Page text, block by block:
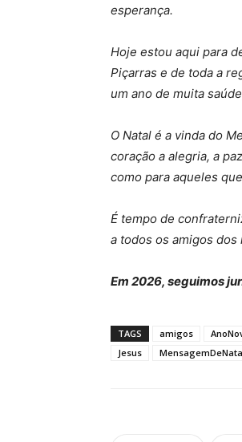
esperança.
Hoje estou aqui para
Piçarras e de toda a
um ano de muita
O Natal é a vinda do
coração a alegria, a
como para aqueles
É tempo de
a todos os amigos
Em 2026, seguimos
TAGS amigos
Jesus